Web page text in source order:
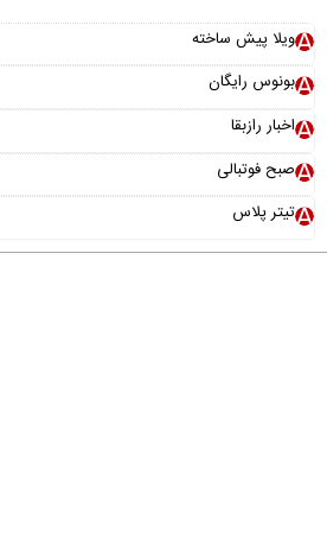
ویلا پیش ساخته
بونوس رایگان
اخبار رازبقا
صبح فوتبالی
تیتر پلاس